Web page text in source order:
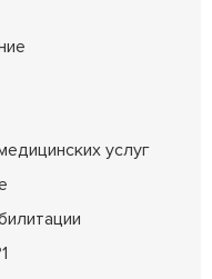
услуг